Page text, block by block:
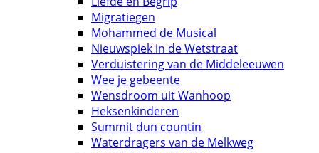
Migratiegen
Mohammed de Musical
Nieuwspiek in de Wetstraat
Verduistering van de Middeleeuwen
Wee je gebeente
Wensdroom uit Wanhoop
Heksenkinderen
Summit dun countin
Waterdragers van de Melkweg